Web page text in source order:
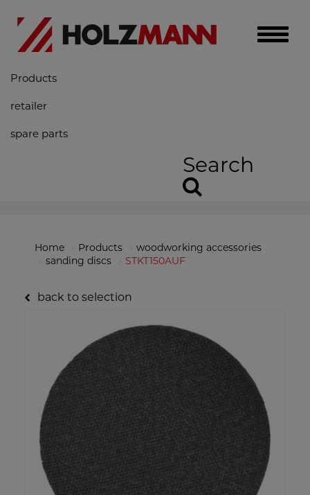
Toggle
Products
retailer
spare parts
Search
Home Products
woodworking accessories
sanding discs
STKT150AUF
back to selection